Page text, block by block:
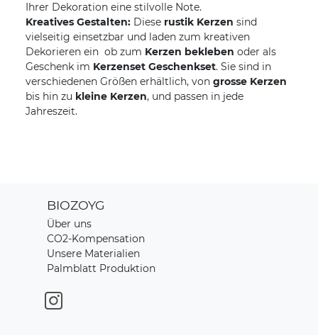
Ihrer Dekoration eine stilvolle Note.
Kreatives Gestalten: Diese rustik Kerzen sind
vielseitig einsetzbar und laden zum kreativen
Dekorieren ein  ob zum Kerzen bekleben oder als
Geschenk im Kerzenset Geschenkset. Sie sind in
verschiedenen Größen erhältlich, von grosse Kerzen
bis hin zu kleine Kerzen, und passen in jede
Jahreszeit.
BIOZOYG
Über uns
CO2-Kompensation
Unsere Materialien
Palmblatt Produktion